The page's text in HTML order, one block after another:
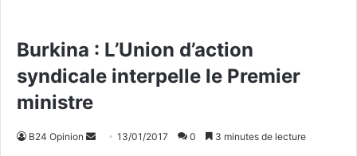
Burkina : L’Union d’action
syndicale interpelle le Premier
ministre
B24 Opinion 13/01/2017 0 3 minutes de lecture